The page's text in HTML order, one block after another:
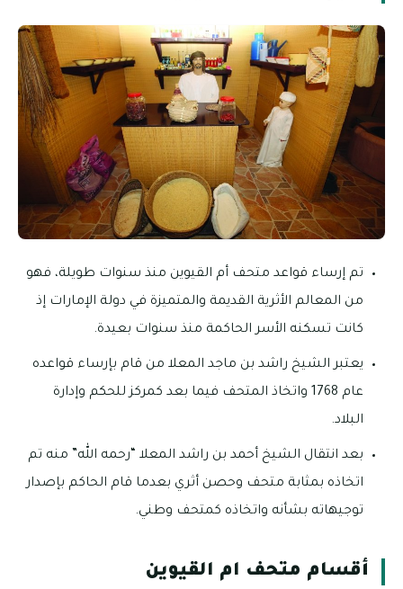
تم إرساء قواعد متحف أم القيوين منذ سنوات طويلة، فهو
من المعالم الأثرية القديمة والمتميزة في دولة الإمارات إذ
كانت تسكنه الأسر الحاكمة منذ سنوات بعيدة.
يعتبر الشيخ راشد بن ماجد المعلا من قام بإرساء قواعده
عام 1768 واتخاذ المتحف فيما بعد كمركز للحكم وإدارة
البلاد.
بعد انتقال الشيخ أحمد بن راشد المعلا “رحمه الله” منه تم
اتخاذه بمثابة متحف وحصن أثري بعدما قام الحاكم بإصدار
توجيهاته بشأنه واتخاذه كمتحف وطني.
أقسام متحف ام القيوين